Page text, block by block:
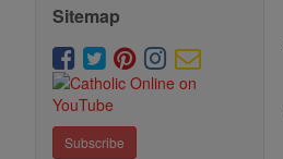
Sitemap
Subscribe